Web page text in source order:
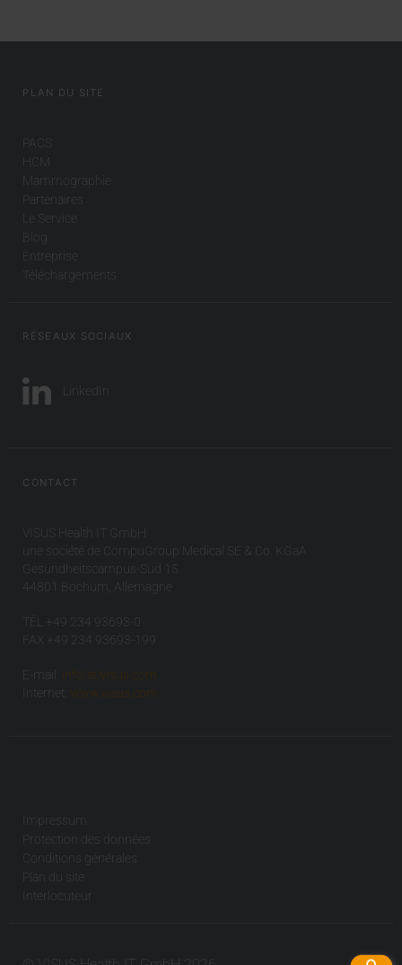
PLAN DU SITE
PACS
HCM
Mammographie
Partenaires
Le Service
Blog
Entreprise
Téléchargements
RÉSEAUX SOCIAUX
LinkedIn
CONTACT
VISUS Health IT GmbH
une société de CompuGroup Medical SE & Co. KGaA
Gesundheitscampus-Süd 15
44801 Bochum, Allemagne
TÉL +49 234 93693-0
FAX +49 234 93693-199
E-mail:
info(at)visus.com
Internet:
www.visus.com
Impressum
Protection des données
Conditions générales
Plan du site
Interlocuteur